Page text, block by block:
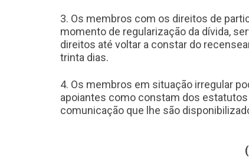
3. Os membros com os direitos de
momento de regularização da dívida,
direitos até voltar a constar do
trinta dias.
4. Os membros em situação irregular
apoiantes como constam dos
comunicação que lhe são